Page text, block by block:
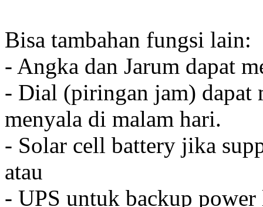
Bisa tambahan fungsi lain:
- Angka dan Jarum dapat
- Dial (piringan jam) dapat
menyala di malam hari.
- Solar cell battery jika
atau
- UPS untuk backup